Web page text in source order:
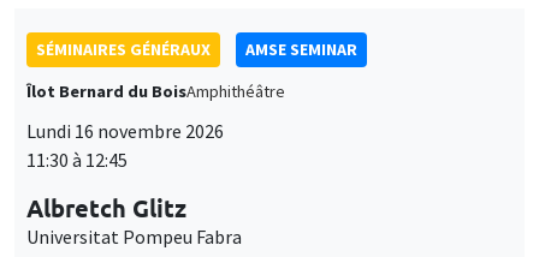
SÉMINAIRES GÉNÉRAUX
AMSE SEMINAR
Îlot Bernard du BoisAmphithéâtre
Lundi 16 novembre 2026
11:30 à 12:45
Albretch Glitz
Universitat Pompeu Fabra